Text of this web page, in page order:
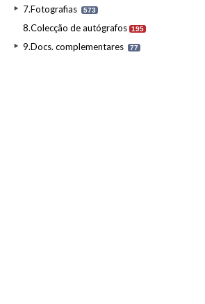
7.Fotografias 573
8.Colecção de autógrafos 195
9.Docs. complementares 77